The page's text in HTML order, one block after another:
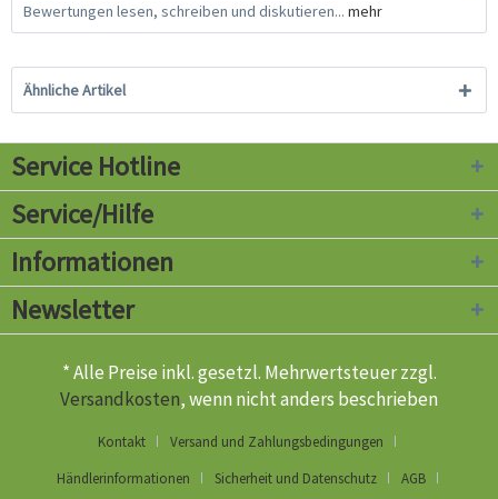
Bewertungen lesen, schreiben und diskutieren... mehr
Ähnliche Artikel
Service Hotline
Service/Hilfe
Informationen
Newsletter
* Alle Preise inkl. gesetzl. Mehrwertsteuer zzgl.
Versandkosten, wenn nicht anders beschrieben
Kontakt
Versand und Zahlungsbedingungen
Händlerinformationen
Sicherheit und Datenschutz AGB